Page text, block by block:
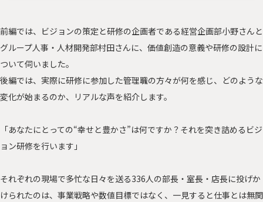
前編では、ビジョンの策定と研修の企画者である経営企画部小野さんと
グループ人事・人材開発部村田さんに、価値創造の意義や研修の設計に
ついて伺いました。
後編では、実際に研修に参加した管理職の方々が何を感じ、どのような
変化が始まるのか、リアルな声を紹介します。
「あなたにとっての“幸せと豊かさ”は何ですか？それを突き詰めるビジ
ョン研修を行います」
それぞれの現場で多忙な日々を送る336人の部長・室長・店長に投げか
けられたのは、事業戦略や数値目標ではなく、一見すると仕事とは無関